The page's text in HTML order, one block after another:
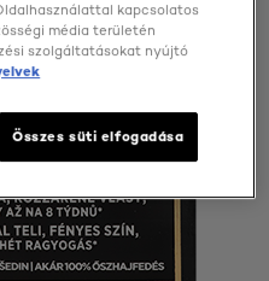
kapcsolatos
média területén
szolgáltatásokat nyújtó
Összes süti elfogadása